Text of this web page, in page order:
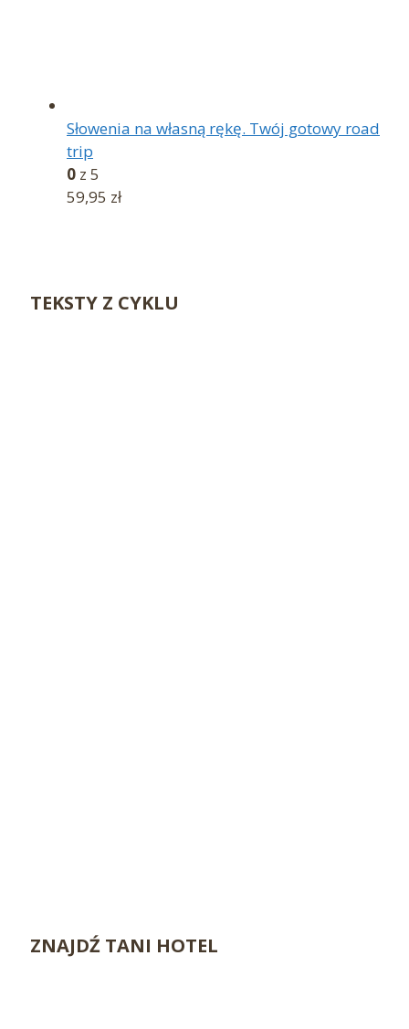
Słowenia na własną rękę. Twój gotowy road
trip
0 z 5
59,95 zł
TEKSTY Z CYKLU
ZNAJDŹ TANI HOTEL